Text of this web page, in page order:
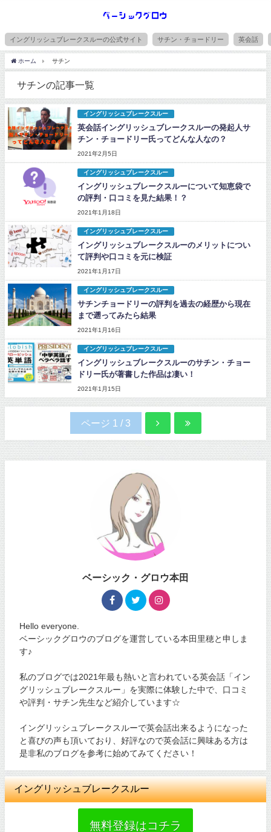
イングリッシュブレークスルーの公式サイト サチン・チョードリー 英会話
ホーム サチン
サチンの記事一覧
イングリッシュブレークスルー
英会話イングリッシュブレークスルーの発起人サ
チン・チョードリー氏ってどんな人なの？
2021年2月5日
イングリッシュブレークスルー
イングリッシュブレークスルーについて知恵袋で
の評判・口コミを見た結果！？
2021年1月18日
イングリッシュブレークスルー
イングリッシュブレークスルーのメリットについ
て評判や口コミを元に検証
2021年1月17日
イングリッシュブレークスルー
サチンチョードリーの評判を過去の経歴から現在
まで遡ってみたら結果
2021年1月16日
イングリッシュブレークスルー
イングリッシュブレークスルーのサチン・チョー
ドリー氏が著書した作品は凄い！
2021年1月15日
ページ 1 / 3
ベーシック・グロウ本田
Hello everyone.
ベーシックグロウのブログを運営している本田里穂と申しま
す♪
私のブログでは2021年最も熱いと言われている英会話「イン
グリッシュブレークスルー」を実際に体験した中で、口コミ
や評判・サチン先生など紹介しています☆
イングリッシュブレークスルーで英会話出来るようになった
と喜びの声も頂いており、好評なので英会話に興味ある方は
是非私のブログを参考に始めてみてください！
イングリッシュブレークスルー
無料登録はコチラ